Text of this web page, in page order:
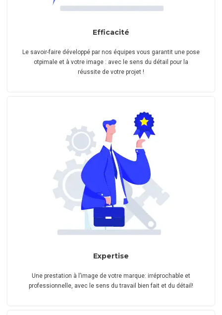
Efficacité
Le savoir-faire développé par nos équipes vous garantit une pose
otpimale et à votre image : avec le sens du détail pour la
réussite de votre projet !
Expertise
Une prestation à l’image de votre marque: irréprochable et
professionnelle, avec le sens du travail bien fait et du détail!